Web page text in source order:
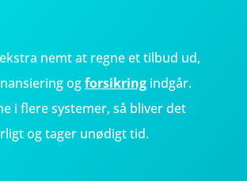
nemt at regne et tilbud ud,
ogforsikringindgår.
i flere systemer, så bliver det
og tager unødigt tid.